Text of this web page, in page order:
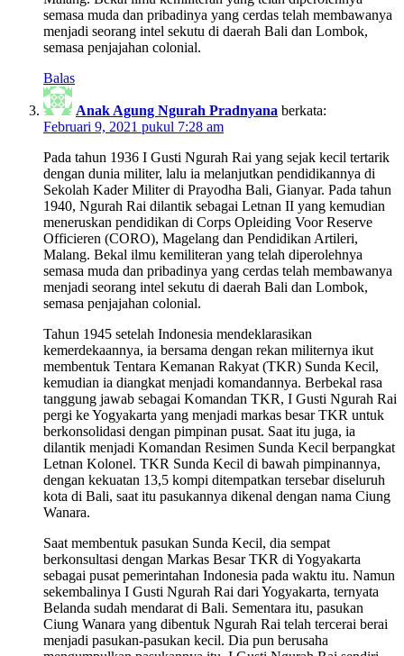
semasa muda dan pribadinya yang cerdas telah membawanya
menjadi seorang intel sekutu di daerah Bali dan Lombok,
semasa penjajahan colonial.
Balas
Anak Agung Ngurah Pradnyana berkata:
Februari 9, 2021 pukul 7:28 am
Pada tahun 1936 I Gusti Ngurah Rai yang sejak kecil tertarik
dengan dunia militer, lalu ia melanjutkan pendidikannya di
Sekolah Kader Militer di Prayodha Bali, Gianyar. Pada tahun
1940, Ngurah Rai dilantik sebagai Letnan II yang kemudian
meneruskan pendidikan di Corps Opleiding Voor Reserve
Officieren (CORO), Magelang dan Pendidikan Artileri,
Malang. Bekal ilmu kemiliteran yang telah diperolehnya
semasa muda dan pribadinya yang cerdas telah membawanya
menjadi seorang intel sekutu di daerah Bali dan Lombok,
semasa penjajahan colonial.
Tahun 1945 setelah Indonesia mendeklarasikan
kemerdekaannya, ia bersama dengan rekan militernya ikut
membentuk Tentara Kemanan Rakyat (TKR) Sunda Kecil,
kemudian ia diangkat menjadi komandannya. Berbekal rasa
tanggung jawab sebagai Komandan TKR, I Gusti Ngurah Rai
pergi ke Yogyakarta yang menjadi markas besar TKR untuk
berkonsolidasi dengan pimpinan pusat. Saat itu juga, ia
dilantik menjadi Komandan Resimen Sunda Kecil berpangkat
Letnan Kolonel. TKR Sunda Kecil di bawah pimpinannya,
dengan kekuatan 13,5 kompi ditempatkan tersebar diseluruh
kota di Bali, saat itu pasukannya dikenal dengan nama Ciung
Wanara.
Saat membentuk pasukan Sunda Kecil, dia sempat
berkonsultasi dengan Markas Besar TKR di Yogyakarta
sebagai pusat pemerintahan Indonesia pada waktu itu. Namun
sekembalinya I Gusti Ngurah Rai dari Yogyakarta, ternyata
Belanda sudah mendarat di Bali. Sementara itu, pasukan
Ciung Wanara yang dibentuk Ngurah Rai telah tercerai berai
menjadi pasukan-pasukan kecil. Dia pun berusaha